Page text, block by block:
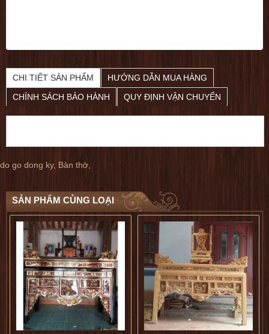
Bàn Thờ Gỗ Hương giá tốt
dogophugia
5 5
CHI TIẾT SẢN PHẨM
HƯỚNG DẪN MUA HÀNG
CHÍNH SÁCH BẢO HÀNH
QUY ĐỊNH VẬN CHUYỂN
do go dong ky, Bàn thờ
SẢN PHẨM CÙNG LOẠI